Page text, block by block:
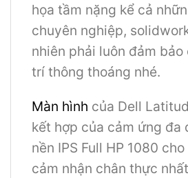
họa tầm nặng kể cả
chuyên nghiệp,
nhiên phải luôn đảm
trí thông thoáng nhé.
Màn hình của Dell
kết hợp của cảm ứng đa
nền IPS Full HP 1080
cảm nhận chân thực